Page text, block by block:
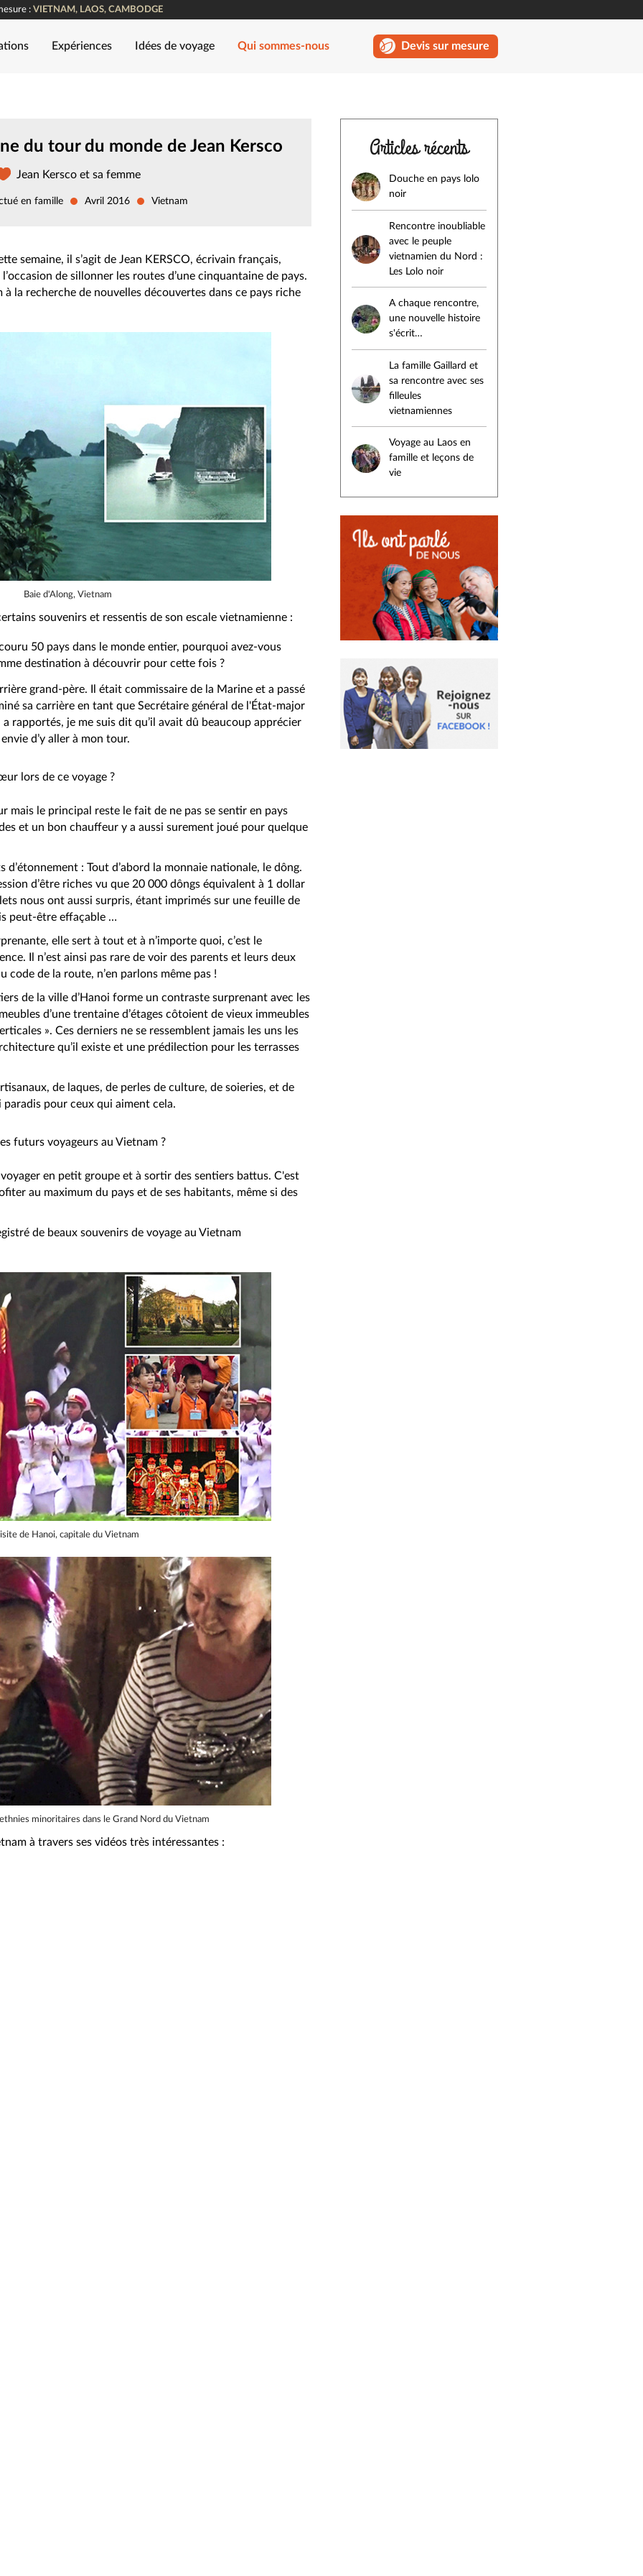
: VIETNAM, LAOS, CAMBODGE
Expériences Idées de voyage Qui sommes-nous Devis sur mesure
du tour du monde de Jean Kersco
Jean Kersco et sa femme
en famille Avril 2016 Vietnam
semaine, il s’agit de Jean KERSCO, écrivain français,
l’occasion de sillonner les routes d’une cinquantaine de pays.
la recherche de nouvelles découvertes dans ce pays riche
Baie d'Along, Vietnam
souvenirs et ressentis de son escale vietnamienne :
50 pays dans le monde entier, pourquoi avez-vous
destination à découvrir pour cette fois ?
grand-père. Il était commissaire de la Marine et a passé
sa carrière en tant que Secrétaire général de l'État-major
rapportés, je me suis dit qu’il avait dû beaucoup apprécier
d’y aller à mon tour.
lors de ce voyage ?
mais le principal reste le fait de ne pas se sentir en pays
et un bon chauffeur y a aussi surement joué pour quelque
d’étonnement : Tout d’abord la monnaie nationale, le dông.
d’être riches vu que 20 000 dôngs équivalent à 1 dollar
nous ont aussi surpris, étant imprimés sur une feuille de
peut-être effaçable …
elle sert à tout et à n’importe quoi, c’est le
Il n’est ainsi pas rare de voir des parents et leurs deux
de la route, n’en parlons même pas !
de la ville d’Hanoi forme un contraste surprenant avec les
d’une trentaine d’étages côtoient de vieux immeubles
». Ces derniers ne se ressemblent jamais les uns les
qu’il existe et une prédilection pour les terrasses
de laques, de perles de culture, de soieries, et de
paradis pour ceux qui aiment cela.
futurs voyageurs au Vietnam ?
voyager en petit groupe et à sortir des sentiers battus. C'est
au maximum du pays et de ses habitants, même si des
de beaux souvenirs de voyage au Vietnam
de Hanoi, capitale du Vietnam
minoritaires dans le Grand Nord du Vietnam
à travers ses vidéos très intéressantes :
Articles récents
Douche en pays lolo
noir
Rencontre inoubliable
avec le peuple
vietnamien du Nord :
Les Lolo noir
A chaque rencontre,
une nouvelle histoire
s'écrit…
La famille Gaillard et
sa rencontre avec ses
filleules
vietnamiennes
Voyage au Laos en
famille et leçons de
vie